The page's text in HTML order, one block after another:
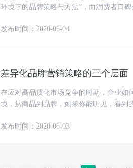
环境下的品牌策略与方法”，而消费者口碑
发布时间：2020-06-04
差异化品牌营销策略的三个层面
在应对高品质化市场竞争的时期，企业如
境，从商品到品牌，如果你能听见，看到
发布时间：2020-06-03